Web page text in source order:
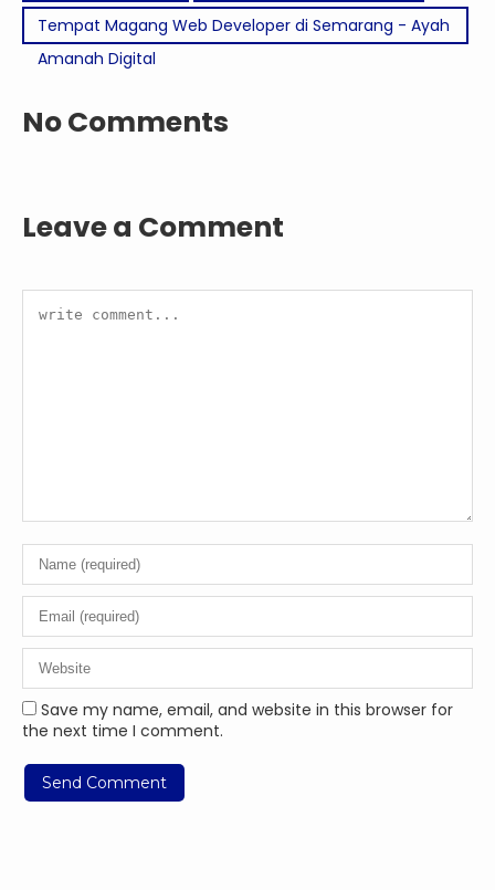
Tempat Magang Web Developer di Semarang - Ayah
Amanah Digital
No Comments
Leave a Comment
Save my name, email, and website in this browser for
the next time I comment.